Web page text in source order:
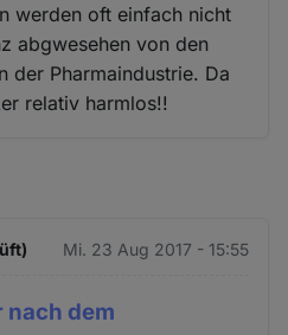
werden oft einfach nicht
abgwesehen von den
der Pharmaindustrie. Da
relativ harmlos!!
Mi. 23 Aug 2017 - 15:55
nach dem